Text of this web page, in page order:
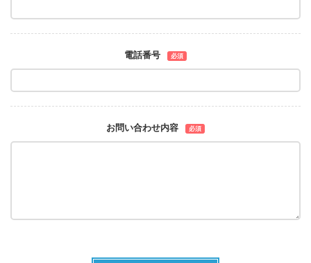
電話番号 必須
お問い合わせ内容 必須